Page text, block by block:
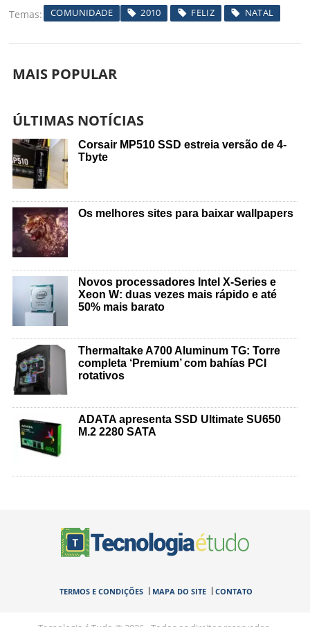
Temas COMUNIDADE 2010 FELIZ NATAL
MAIS POPULAR
ÚLTIMAS NOTÍCIAS
Corsair MP510 SSD estreia versão de 4-
Tbyte
Os melhores sites para baixar wallpapers
Novos processadores Intel X-Series e
Xeon W: duas vezes mais rápido e até
50% mais barato
Thermaltake A700 Aluminum TG: Torre
completa ‘Premium’ com bahías PCI
rotativos
ADATA apresenta SSD Ultimate SU650
M.2 2280 SATA
TERMOS E CONDIÇÕES MAPA DO SITE CONTATO